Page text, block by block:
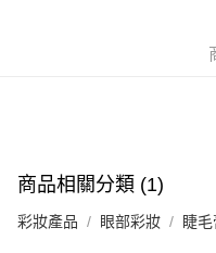
付款後門市自取，訂單確認
商品相關分類 (1)
彩妝產品 眼部彩妝 睫